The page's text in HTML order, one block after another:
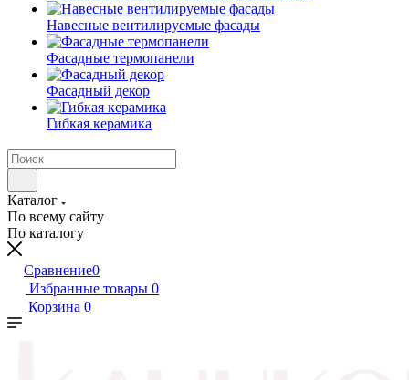
Навесные вентилируемые фасады
Фасадные термопанели
Фасадный декор
Гибкая керамика
Каталог
По всему сайту
По каталогу
Сравнение0
Избранные товары 0
Корзина 0